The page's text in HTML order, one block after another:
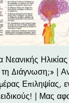
Νεανικής
Διάγνωση;» |
Επιληψίας,
| Μας